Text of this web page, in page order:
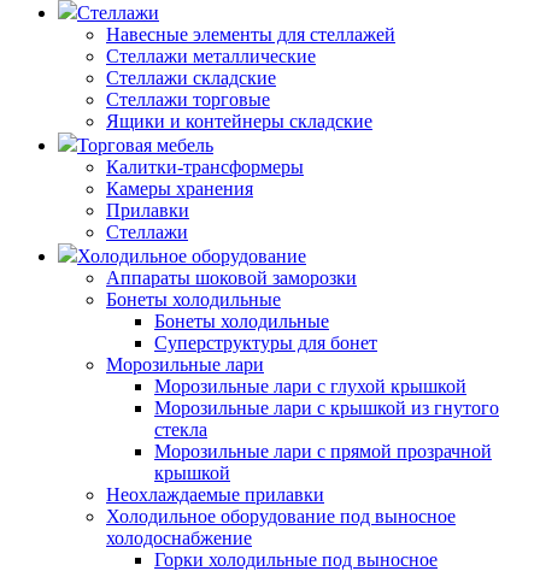
Стеллажи
Навесные элементы для стеллажей
Стеллажи металлические
Стеллажи складские
Стеллажи торговые
Ящики и контейнеры складские
Торговая мебель
Калитки-трансформеры
Камеры хранения
Прилавки
Стеллажи
Холодильное оборудование
Аппараты шоковой заморозки
Бонеты холодильные
Бонеты холодильные
Суперструктуры для бонет
Морозильные лари
Морозильные лари с глухой крышкой
Морозильные лари с крышкой из гнутого
стекла
Морозильные лари с прямой прозрачной
крышкой
Неохлаждаемые прилавки
Холодильное оборудование под выносное
холодоснабжение
Горки холодильные под выносное